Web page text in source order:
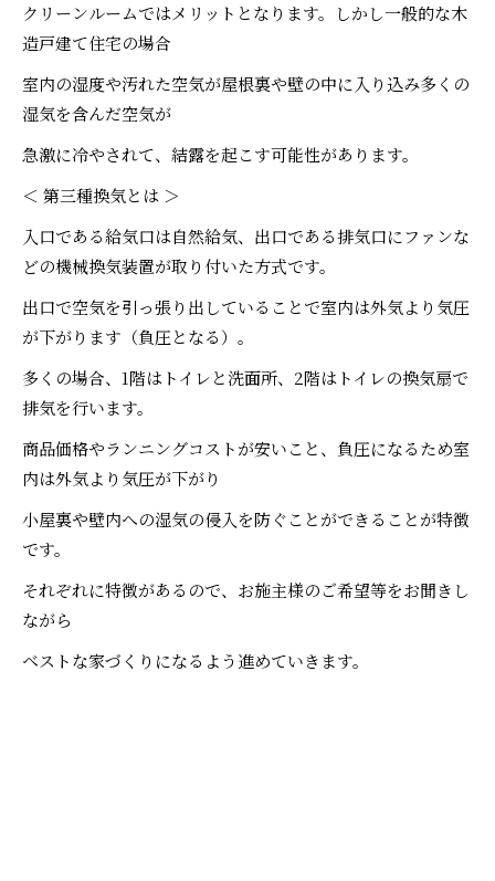
クリーンルームではメリットとなります。しかし一般的な木
造戸建て住宅の場合
室内の湿度や汚れた空気が屋根裏や壁の中に入り込み多くの
湿気を含んだ空気が
急激に冷やされて、結露を起こす可能性があります。
＜ 第三種換気とは ＞
入口である給気口は自然給気、出口である排気口にファンな
どの機械換気装置が取り付いた方式です。
出口で空気を引っ張り出していることで室内は外気より気圧
が下がります（負圧となる）。
多くの場合、1階はトイレと洗面所、2階はトイレの換気扇で
排気を行います。
商品価格やランニングコストが安いこと、負圧になるため室
内は外気より気圧が下がり
小屋裏や壁内への湿気の侵入を防ぐことができることが特徴
です。
それぞれに特徴があるので、お施主様のご希望等をお聞きし
ながら
ベストな家づくりになるよう進めていきます。